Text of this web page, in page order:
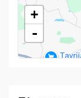
+
-